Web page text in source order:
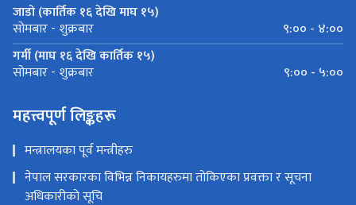
जाडो (कार्तिक १६ देखि माघ १५)
सोमबार - शुक्रबार
९:०० - ४:००
गर्मी (माघ १६ देखि कार्तिक १५)
सोमबार - शुक्रबार ९:०० - ५:००
महत्त्वपूर्ण लिङ्कहरू
मन्त्रालयका पूर्व मन्त्रीहरु
नेपाल सरकारका विभिन्न निकायहरुमा तोकिएका प्रवक्ता र सूचना
अधिकारीको सूचि